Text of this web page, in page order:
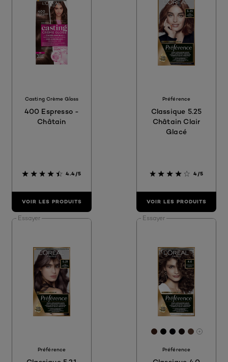
Casting Crème Gloss
400 Espresso -
Châtain
4.4/5
VOIR LES PRODUITS
Préférence
Classique 5.25
Châtain Clair
Glacé
4/5
VOIR LES PRODUITS
Essayer
Préférence
Essayer
[Color]: #371d15
[Color]:
[Color]:
[Color]:
[Color]:
More
Préférence